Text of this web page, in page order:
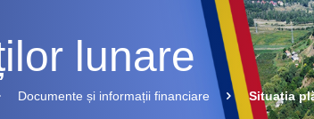
lunare
Documente și informații financiare Situația